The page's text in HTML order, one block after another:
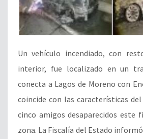
Un vehículo incendiado, con
interior, fue localizado en un
conecta a Lagos de Moreno con
coincide con las características
cinco amigos desaparecidos este
zona. La Fiscalía del Estado